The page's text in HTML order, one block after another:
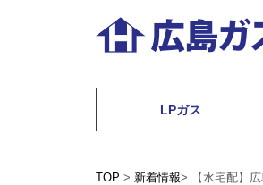
ス
LPガス
TOP > 新着情報> 【水宅配】